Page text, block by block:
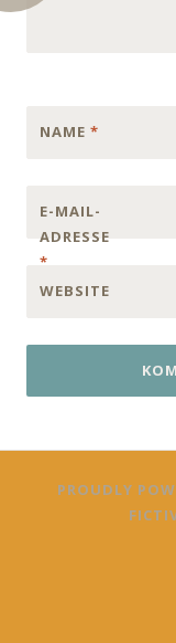
NAME *
E-MAIL-
ADRESSE
*
WEBSITE
PROUDLY